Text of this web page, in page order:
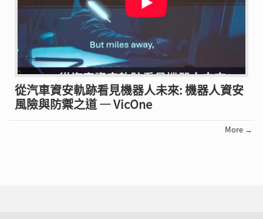
從汽車資安軌跡看見機器人未來: 機器人資安
風險與防禦之道 — VicOne
More →